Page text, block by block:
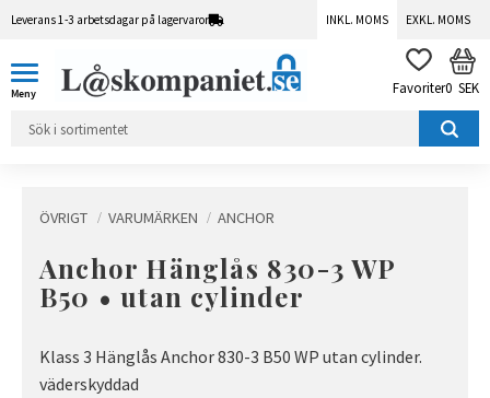
Leverans 1-3 arbetsdagar på lagervaror INKL. MOMS EXKL. MOMS
FAVORITER
0 SEK
ÖVRIGT VARUMÄRKEN ANCHOR
Anchor Hänglås 830-3 WP
B50 • utan cylinder
Klass 3 Hänglås Anchor 830-3 B50 WP utan cylinder.
väderskyddad